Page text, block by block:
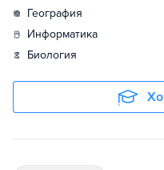
география
информатика
биология